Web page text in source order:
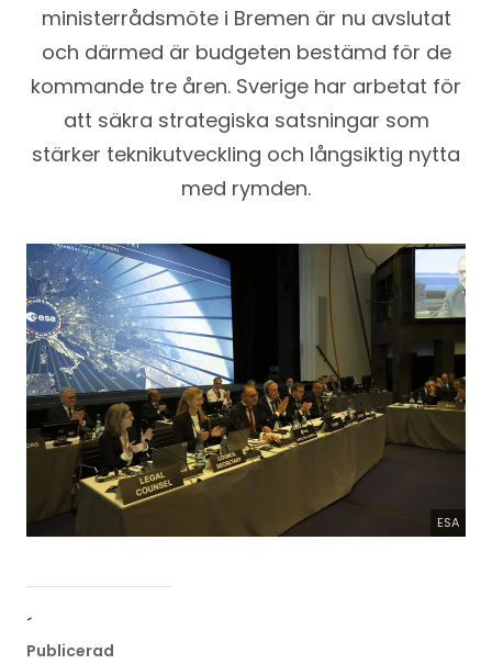
ministerrådsmöte i Bremen är nu avslutat
och därmed är budgeten bestämd för de
kommande tre åren. Sverige har arbetat för
att säkra strategiska satsningar som
stärker teknikutveckling och långsiktig nytta
med rymden.
ESA
´
Publicerad